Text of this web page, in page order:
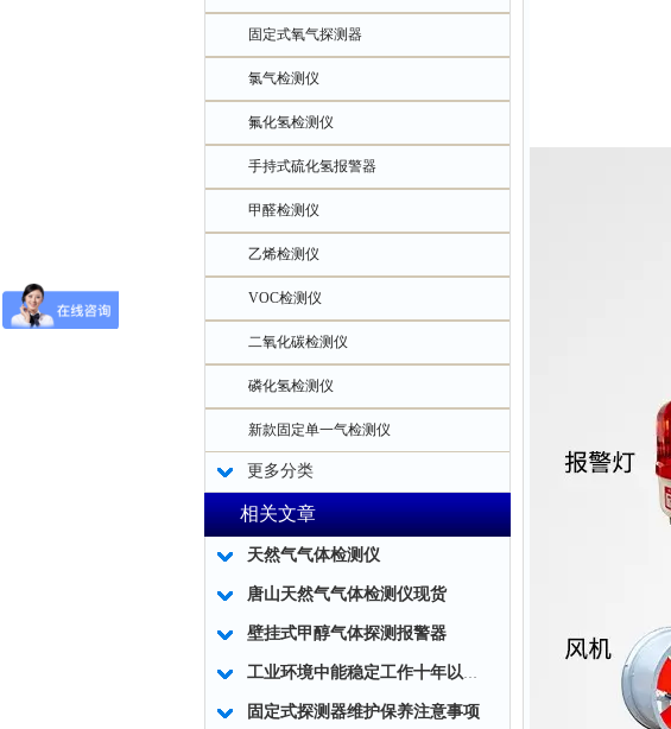
固定式氧气探测器
氯气检测仪
氟化氢检测仪
手持式硫化氢报警器
甲醛检测仪
乙烯检测仪
VOC检测仪
二氧化碳检测仪
磷化氢检测仪
新款固定单一气检测仪
更多分类
相关文章
天然气气体检测仪
唐山天然气气体检测仪现货
壁挂式甲醇气体探测报警器
工业环境中能稳定工作十年以上？硫化氢探测器竟然如此坚挺！
固定式探测器维护保养注意事项